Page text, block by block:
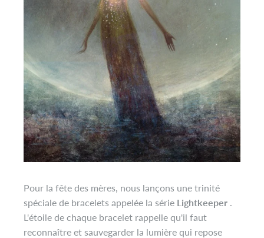
Pour la fête des mères, nous lançons une trinité
spéciale de bracelets appelée la série Lightkeeper
L'étoile de chaque bracelet rappelle qu'il faut
reconnaître et sauvegarder la lumière qui repose